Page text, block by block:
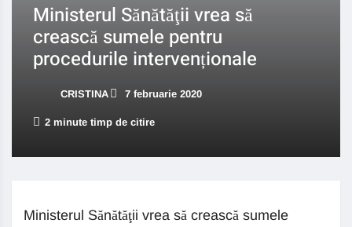
Ministerul Sănătăţii vrea să
crească sumele pentru
procedurile intervenționale
CRISTINA 7 februarie 2020
2 minute timp de citire
Ministerul Sănătăţii vrea să crească sumele